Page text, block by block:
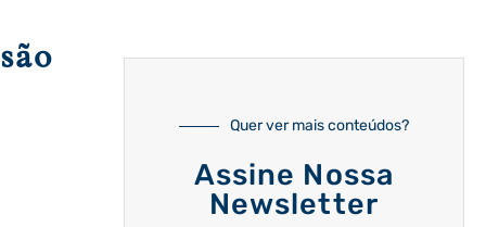
Quer ver mais conteúdos?
Assine Nossa
Newsletter